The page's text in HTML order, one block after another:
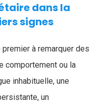
dans la
signes
à remarquer des
comportement ou la
inhabituelle, une
un